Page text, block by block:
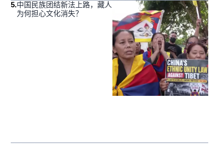
5.中国民族团结新法上路，藏人
为何担心文化消失？